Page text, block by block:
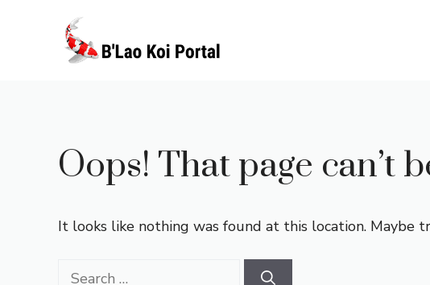
Oops! That page can’t
It looks like nothing was found at this location. Maybe
Search